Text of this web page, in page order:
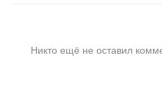
Никто ещё не оставил